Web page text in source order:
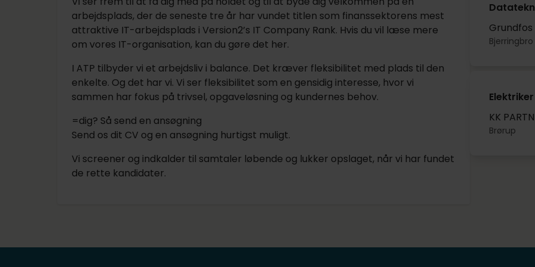
arbejdsplads, der de seneste tre år har vundet titlen som finanssektorens mest
attraktive IT-arbejdsplads i Version2’s IT Company Rank. Hvis du vil læse mere
om vores IT-organisation, kan du gøre det her.
I ATP tilbyder vi et arbejdsliv i balance. Det kræver fleksibilitet med plads til den
enkelte. Og det har vi. Vi ser fleksibilitet som en gensidig interesse, hvor vi
sammen har fokus på trivsel, opgaveløsning og kundernes behov.
=dig? Så send en ansøgning
Send os dit CV og en ansøgning hurtigst muligt.
Vi screener og indkalder til samtaler løbende og lukker opslaget, når vi har fundet
de rette kandidater.
Grundfos
Bjerringbro
KK
Brørup